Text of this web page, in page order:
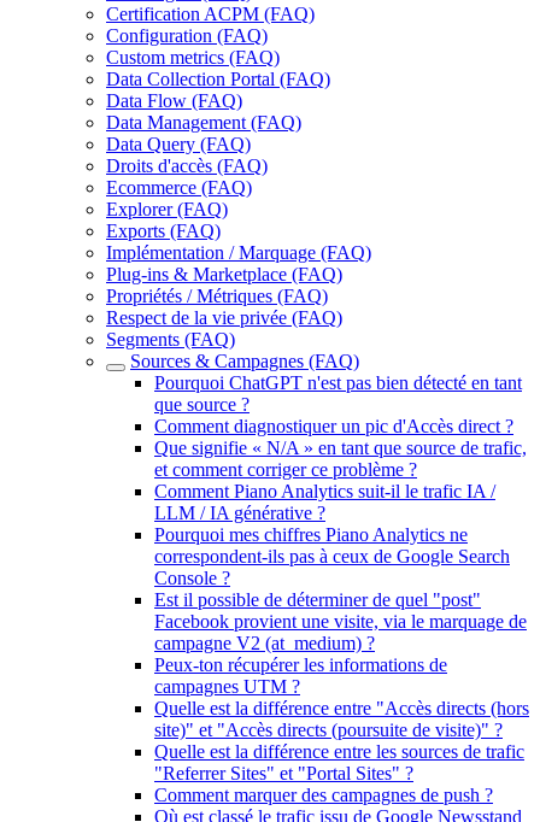
Certification ACPM (FAQ)
Configuration (FAQ)
Custom metrics (FAQ)
Data Collection Portal (FAQ)
Data Flow (FAQ)
Data Management (FAQ)
Data Query (FAQ)
Droits d'accès (FAQ)
Ecommerce (FAQ)
Explorer (FAQ)
Exports (FAQ)
Implémentation / Marquage (FAQ)
Plug-ins & Marketplace (FAQ)
Propriétés / Métriques (FAQ)
Respect de la vie privée (FAQ)
Segments (FAQ)
Sources & Campagnes (FAQ)
Pourquoi ChatGPT n'est pas bien détecté en tant
que source ?
Comment diagnostiquer un pic d'Accès direct ?
Que signifie « N/A » en tant que source de trafic,
et comment corriger ce problème ?
Comment Piano Analytics suit-il le trafic IA /
LLM / IA générative ?
Pourquoi mes chiffres Piano Analytics ne
correspondent-ils pas à ceux de Google Search
Console ?
Est il possible de déterminer de quel "post"
Facebook provient une visite, via le marquage de
campagne V2 (at_medium) ?
Peux-ton récupérer les informations de
campagnes UTM ?
Quelle est la différence entre "Accès directs (hors
site)" et "Accès directs (poursuite de visite)" ?
Quelle est la différence entre les sources de trafic
"Referrer Sites" et "Portal Sites" ?
Comment marquer des campagnes de push ?
Où est classé le trafic issu de Google Newsstand